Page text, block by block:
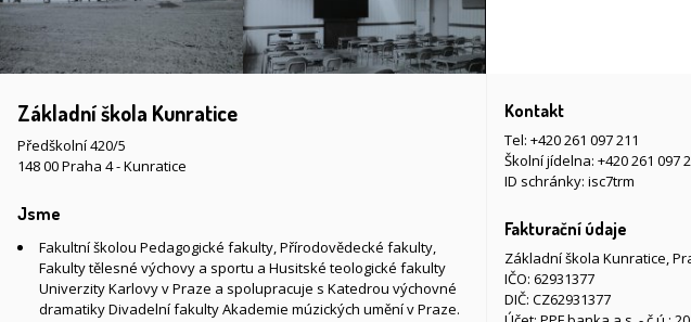
Základní škola Kunratice
Předškolní 420/5
148 00 Praha 4 - Kunratice
Jsme
Fakultní školou Pedagogické fakulty, Přírodovědecké fakulty,
Fakulty tělesné výchovy a sportu a Husitské teologické fakulty
Univerzity Karlovy v Praze a spolupracuje s Katedrou výchovné
dramatiky Divadelní fakulty Akademie múzických umění v Praze.
Kontakt
Tel: +420 261 097 211
Školní jídelna: +420 261 097
ID schránky: isc7trm
Fakturační údaje
Základní škola Kunratice,
IČO: 62931377
DIČ: CZ62931377